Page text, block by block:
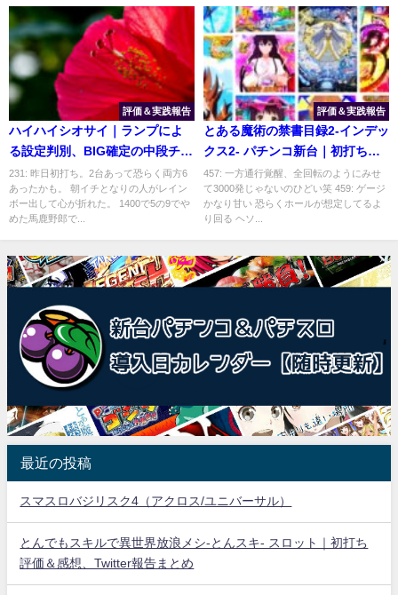
評価＆実践報告
ハイハイシオサイ｜ランプによ
る設定判別、BIG確定の中段チェ
リー
231: 昨日初打ち。2台あって恐らく両方6
あったかも。 朝イチとなりの人がレイン
ボー出して心が折れた。 1400で5の9でや
めた馬鹿野郎で...
評価＆実践報告
とある魔術の禁書目録2-インデッ
クス2- パチンコ新台｜初打ち評
価＆感想、Twitter報告まとめ
457: 一方通行覚醒、全回転のようにみせ
て3000発じゃないのひどい笑 459: ゲージ
かなり甘い 恐らくホールが想定してるよ
り回る ヘソ...
最近の投稿
スマスロバジリスク4（アクロス/ユニバーサル）
とんでもスキルで異世界放浪メシ-とんスキ- スロット｜初打ち
評価＆感想、Twitter報告まとめ